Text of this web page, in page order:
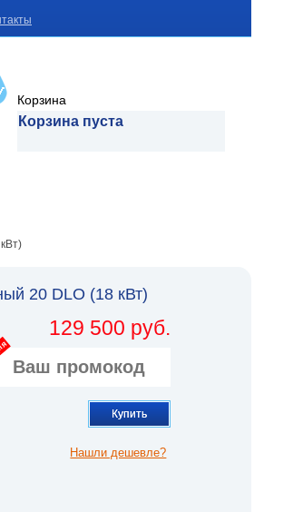
Корзина
Корзина пуста
20 DLO (18 кВт)
129 500 руб.
Купить
Нашли дешевле?